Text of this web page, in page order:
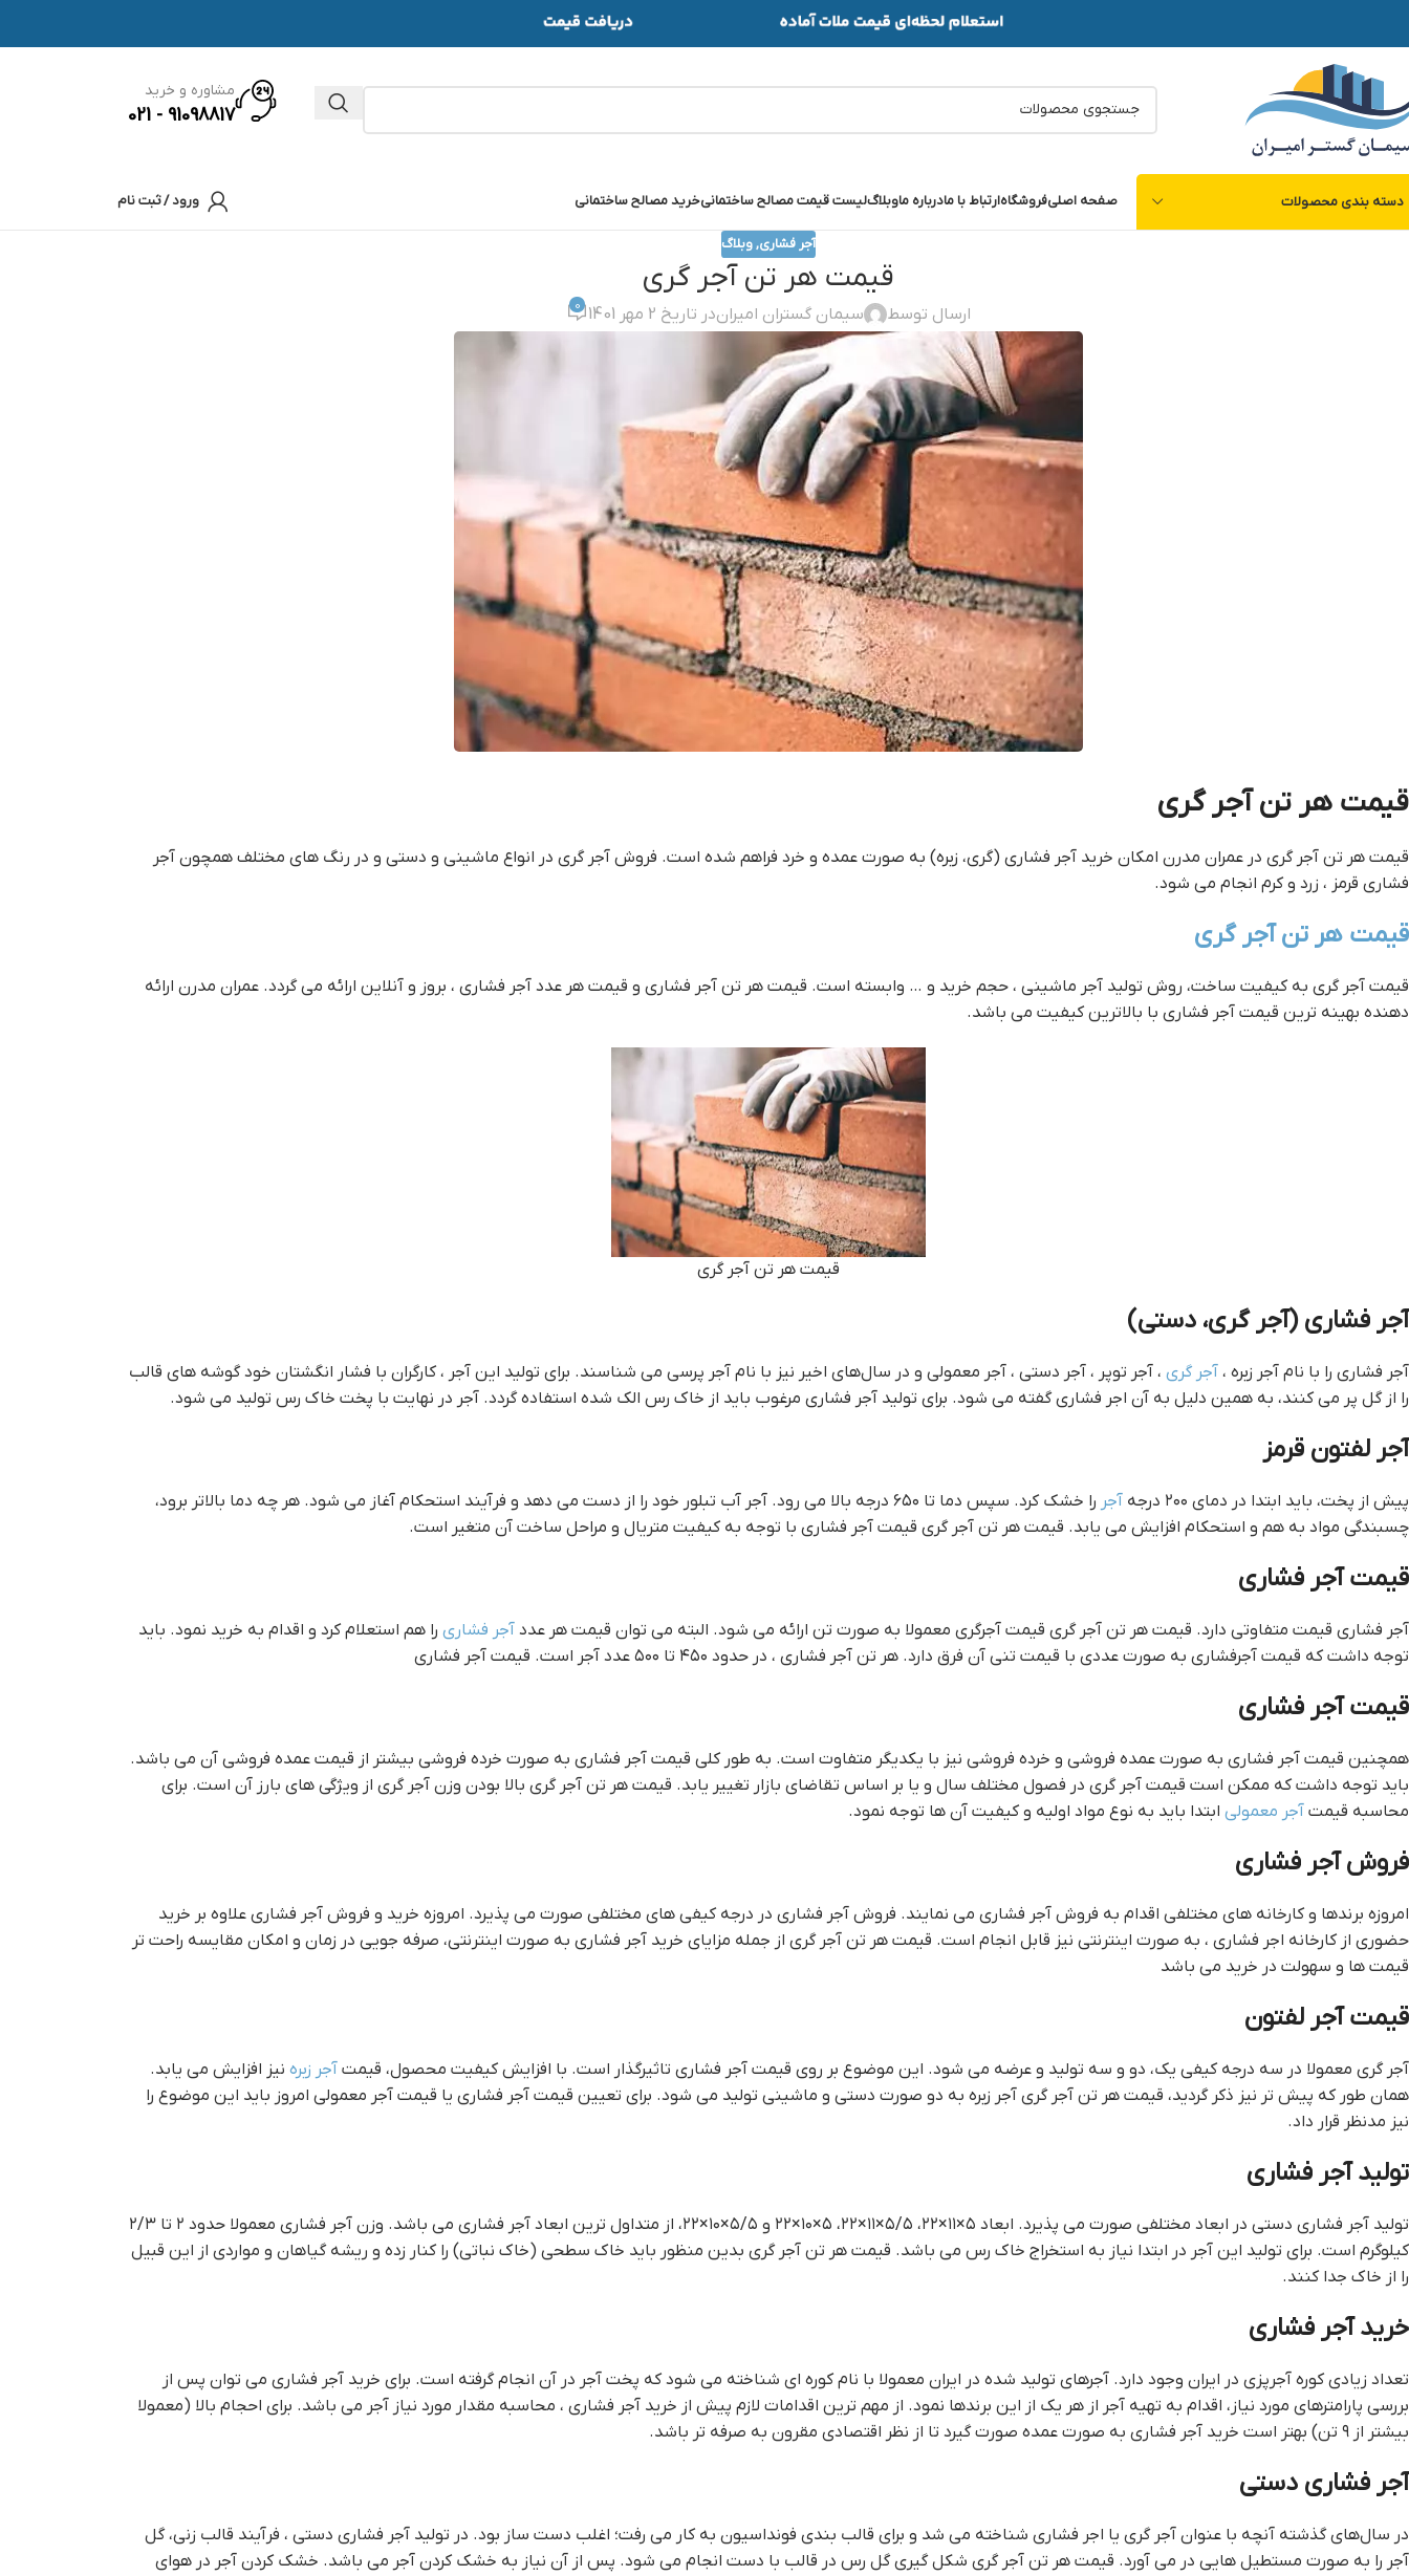
مشاوره و خرید
91098817 - 021
دسته بندی محصولات صفحه اصلیفروشگاهارتباط با مادرباره ماوبلاگلیست قیمت مصالح ساختمانیخرید مصالح ساختمانی ورود / ثبت نام
آجر فشاری,وبلاگ
قيمت هر تن آجر گري
ارسال توسط سیمان گستران امیراندر تاریخ 2 مهر 1401 0
قيمت هر تن آجر گري
قيمت هر تن آجر گري در عمران مدرن امکان خرید آجر فشاری (گری، زبره) به صورت عمده و خرد فراهم شده است. فروش آجر گری در انواع ماشینی و دستی و در رنگ های مختلف همچون آجر
فشاری قرمز ، زرد و کرم انجام می شود.
قيمت هر تن آجر گري
قیمت آجر گری به کیفیت ساخت، روش تولید آجر ماشینی ، حجم خرید و … وابسته است. قیمت هر تن آجر فشاری و قیمت هر عدد آجر فشاری ، بروز و آنلاین ارائه می گردد. عمران مدرن ارائه
دهنده بهینه ترین قیمت آجر فشاری با بالاترین کیفیت می باشد.
قيمت هر تن آجر گري
آجر فشاری (آجر گری، دستی)
آجر فشاری را با نام آجر زبره ، آجر گری
، آجر توپر ، آجر دستی ، آجر معمولی و در سال‎‌های اخیر نیز با نام آجر پرسی می شناسند. برای تولید این آجر ، کارگران با فشار انگشتان خود گوشه های قالب
را از گل پر می کنند، به همین دلیل به آن اجر فشاری گفته می شود. برای تولید آجر فشاری مرغوب باید از خاک رس الک شده استفاده گردد. آجر در نهایت با پخت خاک رس تولید می شود.
آجر لفتون قرمز
پیش از پخت، باید ابتدا در دمای ۲۰۰ درجه آجر
را خشک کرد. سپس دما تا ۶۵۰ درجه بالا می رود. آجر آب تبلور خود را از دست می دهد و فرآیند استحکام آغاز می شود. هر چه دما بالاتر برود،
چسبندگی مواد به هم و استحکام افزایش می یابد. قيمت هر تن آجر گري قیمت آجر فشاری با توجه به کیفیت متریال و مراحل ساخت آن متغیر است.
قیمت آجر فشاری
آجر فشاری قیمت متفاوتی دارد. قيمت هر تن آجر گري قیمت آجرگری معمولا به صورت تن ارائه می شود. البته می توان قیمت هر عدد آجر فشاری را هم استعلام کرد و اقدام به خرید نمود. باید
توجه داشت که قیمت آجرفشاری به صورت عددی با قیمت تنی آن فرق دارد. هر تن آجر فشاری ، در حدود ۴۵۰ تا ۵۰۰ عدد آجر است. قیمت آجر فشاری
قیمت آجر فشاری
همچنین قیمت آجر فشاری به صورت عمده فروشی و خرده فروشی نیز با یکدیگر متفاوت است. به طور کلی قیمت آجر فشاری به صورت خرده فروشی بیشتر از قیمت عمده فروشی آن می باشد.
باید توجه داشت که ممکن است قیمت آجر گری در فصول مختلف سال و یا بر اساس تقاضای بازار تغییر یابد. قيمت هر تن آجر گري بالا بودن وزن آجر گری از ویژگی های بارز آن است. برای
محاسبه قیمت آجر معمولی ابتدا باید به نوع مواد اولیه و کیفیت آن ها توجه نمود.
فروش آجر فشاری
امروزه برندها و کارخانه های مختلفی اقدام به فروش آجر فشاری می نمایند. فروش آجر فشاری در درجه کیفی های مختلفی صورت می پذیرد. امروزه خرید و فروش آجر فشاری علاوه بر خرید
حضوری از کارخانه اجر فشاری ، به صورت اینترنتی نیز قابل انجام است. قيمت هر تن آجر گري از جمله مزایای خرید آجر فشاری به صورت اینترنتی، صرفه جویی در زمان و امکان مقایسه راحت تر
قیمت ها و سهولت در خرید می باشد
قيمت آجر لفتون
آجر گری معمولا در سه درجه کیفی یک، دو و سه تولید و عرضه می شود. این موضوع بر روی قيمت آجر فشاري تاثیرگذار است. با افزایش کیفیت محصول، قیمت آجر زبره نیز افزایش می یابد.
همان طور که پیش تر نیز ذکر گردید، قيمت هر تن آجر گري آجر زبره به دو صورت دستی و ماشینی تولید می شود. برای تعیین قیمت آجر فشاری یا قیمت آجر معمولی امروز باید این موضوع را
نیز مدنظر قرار داد.
تولید آجر فشاری
تولید آجر فشاری دستی در ابعاد مختلفی صورت می پذیرد. ابعاد ۵×۱۱×۲۲، ۵/۵×۱۱×۲۲، ۵×۱۰×۲۲ و ۵/۵×۱۰×۲۲، از متداول ترین ابعاد آجر فشاری می باشد. وزن آجر فشاری معمولا حدود ۲ تا ۲/۳
کیلوگرم است. برای تولید این آجر در ابتدا نیاز به استخراج خاک رس می باشد. قيمت هر تن آجر گري بدین منظور باید خاک سطحی (خاک نباتی) را کنار زده و ریشه گیاهان و مواردی از این قبیل
را از خاک جدا کنند.
خرید آجر فشاری
تعداد زیادی کوره آجرپزی در ایران وجود دارد. آجرهای تولید شده در ایران معمولا با نام کوره ای شناخته می شود که پخت آجر در آن انجام گرفته است. برای خريد آجر فشاری می توان پس از
بررسی پارامترهای مورد نیاز، اقدام به تهیه آجر از هر یک از این برندها نمود. از مهم ترین اقدامات لازم پیش از خرید آجر فشاری ، محاسبه مقدار مورد نیاز آجر می باشد. برای احجام بالا (معمولا
بیشتر از ۹ تن) بهتر است خرید آجر فشاری به صورت عمده صورت گیرد تا از نظر اقتصادی مقرون به صرفه تر باشد.
آجر فشاری دستی
در سال‌های گذشته آنچه با عنوان آجر گری یا اجر فشاری شناخته می شد و برای قالب بندی فونداسیون به کار می رفت؛ اغلب دست ساز بود. در تولید آجر فشاری دستی ، فرآیند قالب زنی، گل
آجر را به صورت مستطیل هایی در می آورد. قيمت هر تن آجر گري شکل گیری گل رس در قالب با دست انجام می شود. پس از آن نیاز به خشک کردن آجر می باشد. خشک کردن آجر در هوای